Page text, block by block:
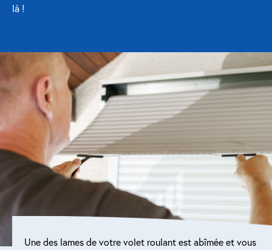
QUI SOMMES-NOUS ?
là !
Une des lames de votre volet roulant est abîmée et vous